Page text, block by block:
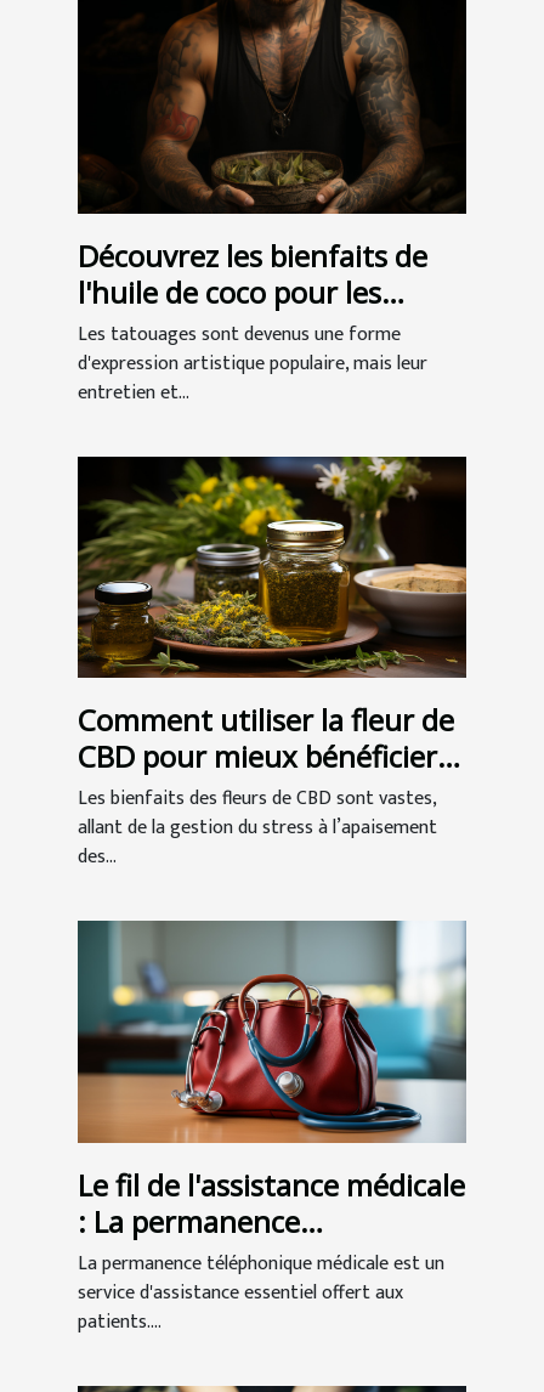
Découvrez les bienfaits de
l'huile de coco pour les
tatouages
Les tatouages sont devenus une forme
d'expression artistique populaire, mais leur
entretien et...
Comment utiliser la fleur de
CBD pour mieux bénéficier
de ses vertus ?
Les bienfaits des fleurs de CBD sont vastes,
allant de la gestion du stress à l’apaisement
des...
Le fil de l'assistance médicale
: La permanence
téléphonique au service des
patients
La permanence téléphonique médicale est un
service d'assistance essentiel offert aux
patients....